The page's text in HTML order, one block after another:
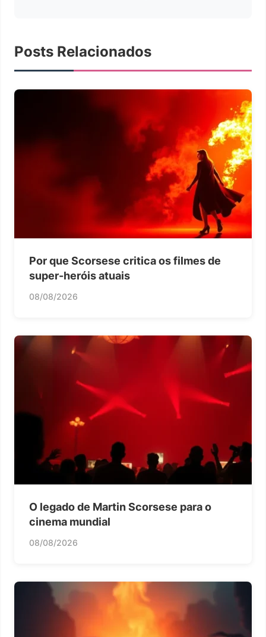
Posts Relacionados
Por que Scorsese critica os filmes de
super-heróis atuais
08/08/2026
O legado de Martin Scorsese para o
cinema mundial
08/08/2026